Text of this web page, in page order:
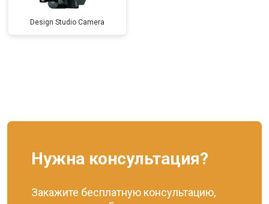
Design Studio Camera
Нужна консультация?
Закажите бесплатную консультацию,